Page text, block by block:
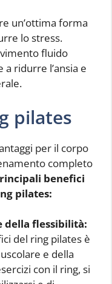
un’ottima forma
lo stress.
fluido
ridurre l’ansia e
pilates
per il corpo
completo
benefici
pilates:
della flessibilità:
del ring pilates è
e della
con il ring, si